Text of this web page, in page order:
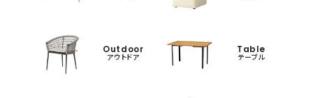
Outdoor
アウトドア
Table
テーブル